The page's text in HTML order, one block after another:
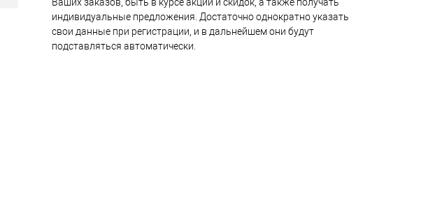
Ваших заказов, быть в курсе акций и скидок, а также получать
индивидуальные предложения. Достаточно однократно указать
свои данные при регистрации, и в дальнейшем они будут
подставляться автоматически.